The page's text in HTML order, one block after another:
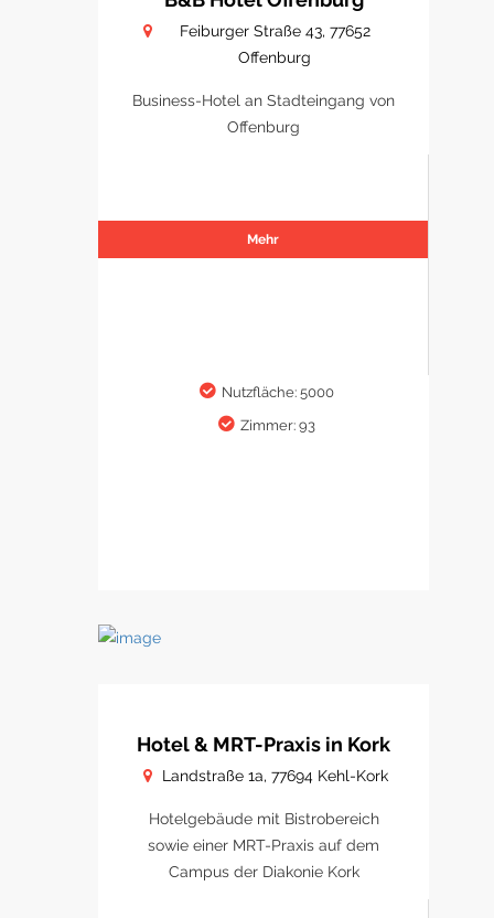
Feiburger Straße 43, 77652
Offenburg
Business-Hotel an Stadteingang von
Offenburg
Mehr
Nutzfläche: 5000
Zimmer: 93
Hotel & MRT-Praxis in Kork
Landstraße 1a, 77694 Kehl-Kork
Hotelgebäude mit Bistrobereich
sowie einer MRT-Praxis auf dem
Campus der Diakonie Kork